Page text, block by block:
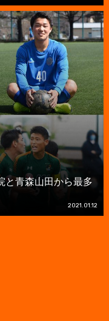
と青森山田から最多
2021.01.12